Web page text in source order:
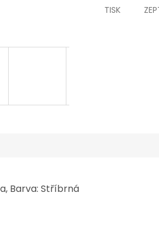
TISK
Barva: Stříbrná